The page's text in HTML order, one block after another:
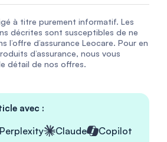
à titre purement informatif. Les
décrites sont susceptibles de ne
l’offre d’assurance Leocare. Pour en
d’assurance, nous vous
détail de nos offres.
avec :
Perplexity Claude
Copilot